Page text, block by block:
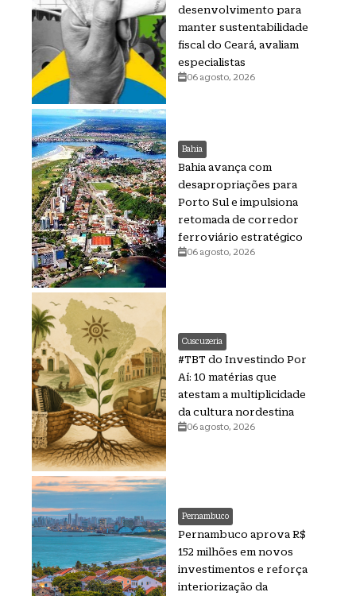
desenvolvimento para
manter sustentabilidade
fiscal do Ceará, avaliam
especialistas
06 agosto, 2026
Bahia
Bahia avança com
desapropriações para
Porto Sul e impulsiona
retomada de corredor
ferroviário estratégico
06 agosto, 2026
Cuscuzeria
#TBT do Investindo Por
Aí: 10 matérias que
atestam a multiplicidade
da cultura nordestina
06 agosto, 2026
Pernambuco
Pernambuco aprova R$
152 milhões em novos
investimentos e reforça
interiorização da